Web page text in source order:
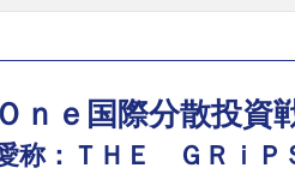
Ｏｎｅ国際分散投資
称：ＴＨＥ ＧＲｉ